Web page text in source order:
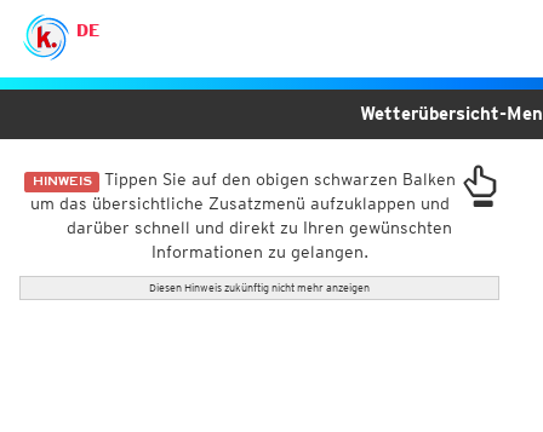
DE
HINWEIS Tippen Sie auf den obigen schwarzen Balken
um das übersichtliche Zusatzmenü aufzuklappen und
darüber schnell und direkt zu Ihren gewünschten
Informationen zu gelangen.
Diesen Hinweis zukünftig nicht mehr anzeigen
Wetterübersicht-